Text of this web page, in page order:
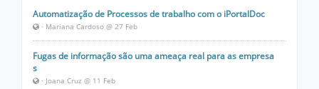
Automatização de Processos de trabalho com o iPortalDoc
· Mariana Cardoso @ 27 Feb
Fugas de informação são uma ameaça real para as empresa
s
· Joana Cruz @ 11 Feb